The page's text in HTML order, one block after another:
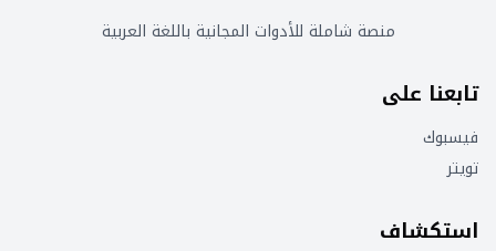
منصة شاملة للأدوات المجانية باللغة العربية
تابعنا على
فيسبوك
تويتر
استكشاف